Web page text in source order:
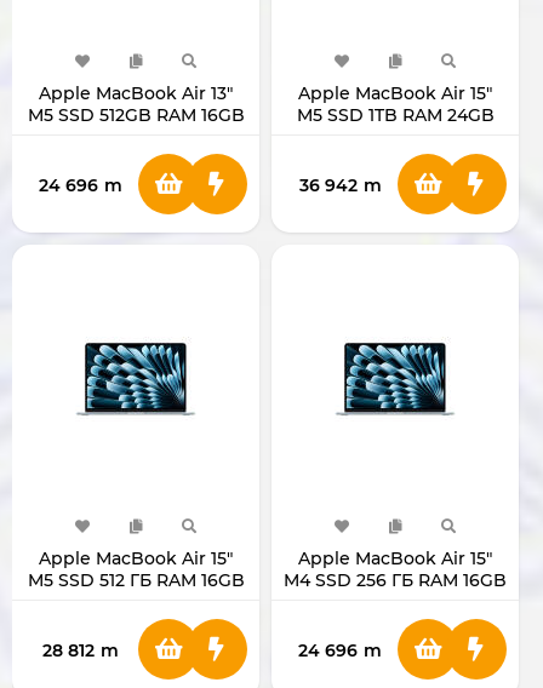
Apple MacBook Air 13"
M5 SSD 512GB RAM 16GB
24 696 m
Apple MacBook Air 15"
M5 SSD 1TB RAM 24GB
36 942 m
Apple MacBook Air 15"
M5 SSD 512 ГБ RAM 16GB
28 812 m
Apple MacBook Air 15"
M4 SSD 256 ГБ RAM 16GB
24 696 m